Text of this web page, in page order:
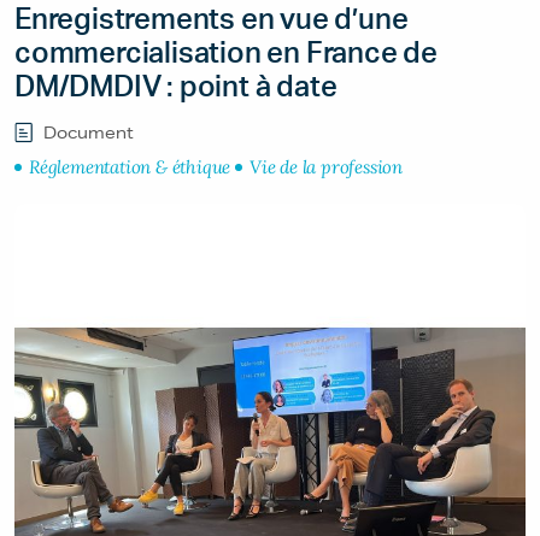
Enregistrements en vue d’une
commercialisation en France de
DM/DMDIV : point à date
Document
Réglementation & éthique Vie de la profession